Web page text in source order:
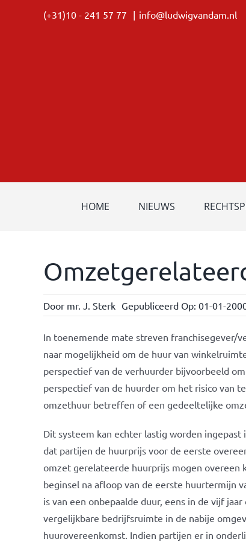
(+31)10 - 241 57 77 | info@ludwigvandam.nl
HOME NIEUWS
Door mr. J. Sterk Gepubliceerd Op: 01-01-
In toenemende mate streven franchisegever/
naar mogelijkheid om de huur van
perspectief van de verhuurder bijvoorbeeld
perspectief van de huurder om het risico van
omzethuur betreffen of een gedeeltelijke
Dit systeem kan echter lastig worden
dat partijen de huurprijs voor de eerste
omzet gerelateerde huurprijs mogen overeen
beginsel na afloop van de eerste huurtermijn
is van een onbepaalde duur, eens in de vijf
vergelijkbare bedrijfsruimte in de nabije
huurovereenkomst. Indien partijen er in